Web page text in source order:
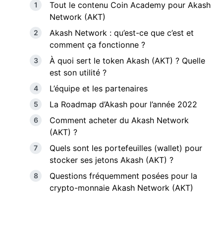
Tout le contenu Coin Academy pour Akash
Network (AKT)
Akash Network : qu’est-ce que c’est et
comment ça fonctionne ?
À quoi sert le token Akash (AKT) ? Quelle
est son utilité ?
L’équipe et les partenaires
La Roadmap d’Akash pour l’année 2022
Comment acheter du Akash Network
(AKT) ?
Quels sont les portefeuilles (wallet) pour
stocker ses jetons Akash (AKT) ?
Questions fréquemment posées pour la
crypto-monnaie Akash Network (AKT)